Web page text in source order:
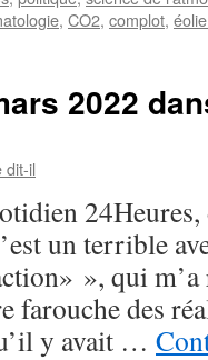
, CO2, complot,
2022
dit-il
un terrible
», qui
farouche des
y avait …